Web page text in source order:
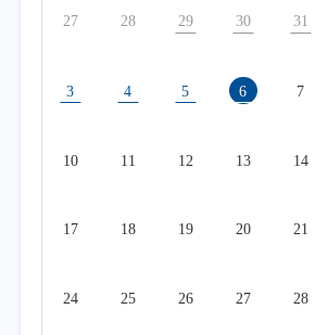
27 28 29 30 31
3 4 5 6 7
10 11 12 13 14
17 18 19 20 21
24 25 26 27 28